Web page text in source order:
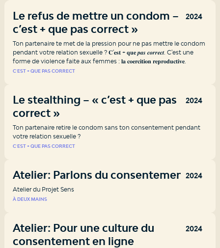
2024
Le refus de mettre un condom – «
c’est + que pas correct »
Ton partenaire te met de la pression pour ne pas mettre le condom
pendant votre relation sexuelle ?​ 𝐂'𝐞𝐬𝐭 + 𝐪𝐮𝐞 𝒑𝒂𝒔 𝒄𝒐𝒓𝒓𝒆𝒄𝒕.​ C'est une
forme de violence faite aux femmes : 𝐥𝐚 𝐜𝐨𝐞𝐫𝐜𝐢𝐭𝐢𝐨𝐧 𝐫𝐞𝐩𝐫𝐨𝐝𝐮𝐜𝐭𝐢𝐯𝐞.
C'EST + QUE PAS CORRECT
2024
Le stealthing – « c’est + que pas
correct »
Ton partenaire retire le condom sans ton consentement pendant
votre relation sexuelle ?
C'EST + QUE PAS CORRECT
2024
Atelier: Parlons du consentement!
Atelier du Projet Sens
À DEUX MAINS
2024
Atelier: Pour une culture du
consentement en ligne